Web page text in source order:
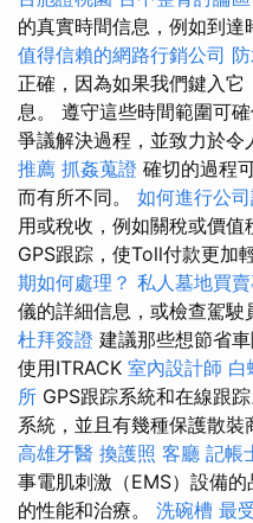
的真實時間信息，例如到達
值得信賴的網路行銷公司
正確，因為如果我們鍵入
息。 遵守這些時間範圍可
爭議解決過程，並致力於令
推薦 抓姦蒐證 確切的過程
而有所不同。 如何進行公
用或稅收，例如關稅或價值
GPS跟踪，使Toll付款更加
期如何處理？ 私人墓地買
儀的詳細信息，或檢查駕駛
杜拜簽證 建議那些想節省
使用ITRACK 室內設計師 白
所 GPS跟踪系統和在線跟
系統，並且有幾種保護散裝
高雄牙醫 換護照 客廳 記帳
事電肌刺激（EMS）設備
的性能和治療。 洗碗槽 最